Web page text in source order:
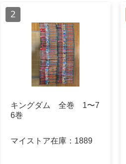
キングダム 全巻 1〜7
6巻
マイストア在庫： 1889